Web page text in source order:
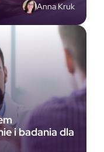
Anna Kruk
i badania dla